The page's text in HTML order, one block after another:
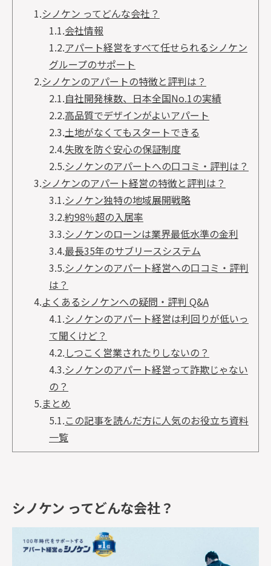
1.シノケン ってどんな会社？
1.1.会社情報
1.2.アパート経営をすべて任せられるシノケン
グループのサポート
2.シノケンのアパートの特徴と評判は？
2.1.自社開発棟数、日本全国No.1の実績
2.2.高品質でデザインがよいアパート
2.3.土地がなくてもスタートできる
2.4.失敗を防ぐ安心の保証制度
2.5.シノケンのアパートへの口コミ・評判は？
3.シノケンのアパート経営の特徴と評判は？
3.1.シノケン独特の地域展開戦略
3.2.約98％超の入居率
3.3.シノケンのローンは業界最低水準の金利
3.4.最長35年のサブリースシステム
3.5.シノケンのアパート経営への口コミ・評判
は？
4.よくあるシノケンへの疑問・評判 Q&A
4.1.シノケンのアパート経営は利回りが低いっ
て聞くけど？
4.2. しつこく営業されたりしないの？
4.3.シノケンのアパート経営って詐欺じゃない
の？
5.まとめ
5.1.この記事を読んだ方に人気のお役立ち資料
一覧
シノケン ってどんな会社？